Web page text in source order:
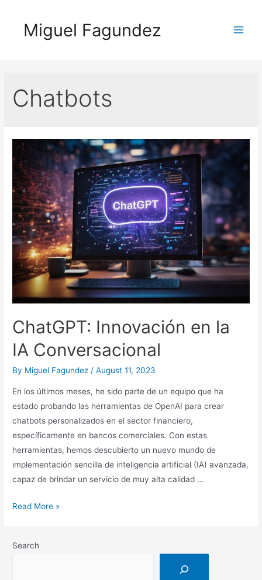
contentMiguel Fagundez
Chatbots
ChatGPT: Innovación en la
IA Conversacional
By Miguel Fagundez /August 11, 2023
En los últimos meses, he sido parte de un equipo que ha
estado probando las herramientas de OpenAI para crear
chatbots personalizados en el sector financiero,
específicamente en bancos comerciales. Con estas
herramientas, hemos descubierto un nuevo mundo de
implementación sencilla de inteligencia artificial (IA) avanzada,
capaz de brindar un servicio de muy alta calidad …
ChatGPT:
la
Read More »
Search